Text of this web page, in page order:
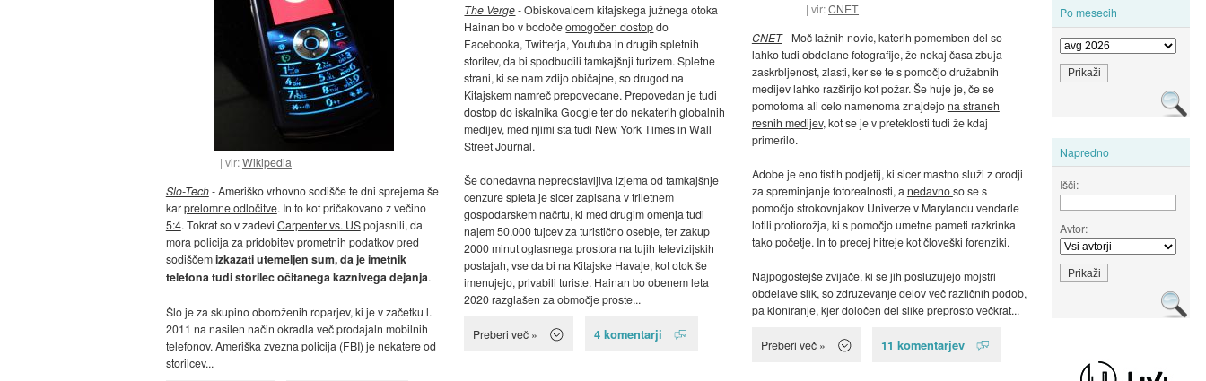
Po mesecih
Napredno
Išči:
Avtor:
vir:Wikipedia
Slo-Tech- Ameriško vrhovno sodišče te dni sprejema še
karprelomne odločitve. In to kot pričakovano z večino
5:4. Tokrat so v zadevi Carpenter vs. USpojasnili, da
mora policija za pridobitev prometnih podatkov pred
sodiščemizkazati utemeljen sum, da je imetnik
telefona tudi storilec očitanega kaznivega dejanja.
Šlo je za skupino oboroženih roparjev, ki je v začetku l.
2011 na nasilen način okradla več prodajaln mobilnih
telefonov. Ameriška zvezna policija (FBI) je nekatere od
storilcev...
The Verge- Obiskovalcem kitajskega južnega otoka
Hainan bo v bodočeomogočen dostopdo
Facebooka, Twitterja, Youtuba in drugih spletnih
storitev, da bi spodbudili tamkajšnji turizem. Spletne
strani, ki se nam zdijo običajne, so drugod na
Kitajskem namreč prepovedane. Prepovedan je tudi
dostop do iskalnika Google ter do nekaterih globalnih
medijev, med njimi sta tudi New York Times in Wall
Street Journal.
Še donedavna nepredstavljiva izjema od tamkajšnje
cenzure spleta je sicer zapisana v triletnem
gospodarskem načrtu, ki med drugim omenja tudi
najem 50.000 tujcev za turistično osebje, ter zakup
2000 minut oglasnega prostora na tujih televizijskih
postajah, vse da bi na Kitajske Havaje, kot otok še
imenujejo, privabili turiste. Hainan bo obenem leta
2020 razglašen za območje proste...
Preberi več » 4 komentarji
vir:CNET
CNET- Moč lažnih novic, katerih pomemben del so
lahko tudi obdelane fotografije, že nekaj časa zbuja
zaskrbljenost, zlasti, ker se te s pomočjo družabnih
medijev lahko razširijo kot požar. Še huje je, če se
pomotoma ali celo namenoma znajdejona straneh
resnih medijev, kot se je v preteklosti tudi že kdaj
primerilo.
Adobe je eno tistih podjetij, ki sicer mastno služi z orodji
za spreminjanje fotorealnosti, a nedavnoso se s
pomočjo strokovnjakov Univerze v Marylandu vendarle
lotili protiorožja, ki s pomočjo umetne pameti razkrinka
tako početje. In to precej hitreje kot človeški forenziki.
Najpogostejše zvijače, ki se jih poslužujejo mojstri
obdelave slik, so združevanje delov več različnih podob,
pa kloniranje, kjer določen del slike preprosto večkrat...
Preberi več » 11 komentarjev